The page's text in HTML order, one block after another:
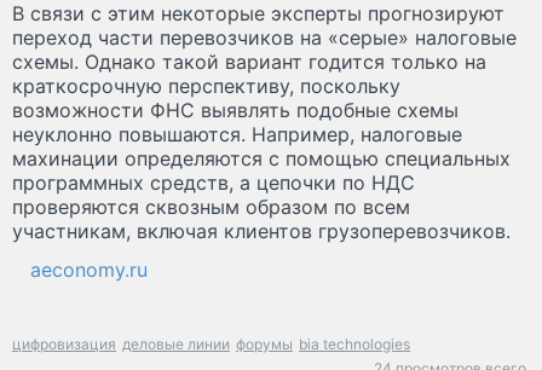
В связи с этим некоторые эксперты прогнозируют
переход части перевозчиков на «серые» налоговые
схемы. Однако такой вариант годится только на
краткосрочную перспективу, поскольку
возможности ФНС выявлять подобные схемы
неуклонно повышаются. Например, налоговые
махинации определяются с помощью специальных
программных средств, а цепочки по НДС
проверяются сквозным образом по всем
участникам, включая клиентов грузоперевозчиков.
aeconomy.ru
цифровизация деловые линии форумы bia technologies